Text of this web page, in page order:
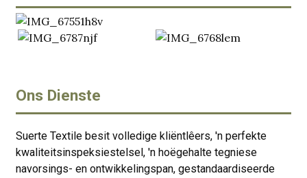
Ons Dienste
Suerte Textile besit volledige kliëntlêers, 'n perfekte
kwaliteitsinspeksiestelsel, 'n hoëgehalte tegniese
navorsings- en ontwikkelingspan, gestandaardiseerde